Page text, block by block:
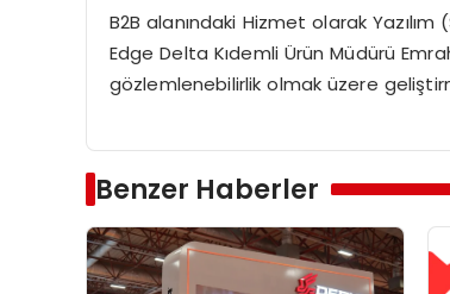
B2B alanındaki Hizmet olarak
Edge Delta Kıdemli Ürün Müdürü
gözlemlenebilirlik olmak üzere
Benzer Haberler